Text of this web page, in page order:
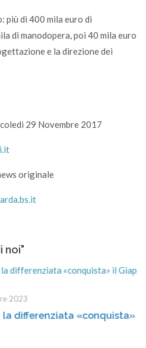
più di 400 mila euro di
di manodopera, poi 40 mila euro
e la direzione dei
29 Novembre 2017
originale
noi"
«conquista» il